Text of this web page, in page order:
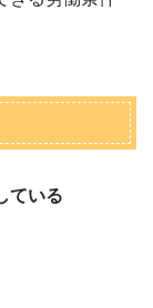
ている